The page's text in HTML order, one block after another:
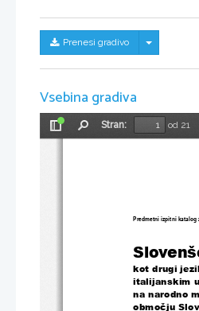
Prenesi gradivo Skrij/
Vsebina gradiva
Preklopi
Stran:
od 21
Predmetni izpitni katalog
kot drugi
italijanskim
na narodno
območju